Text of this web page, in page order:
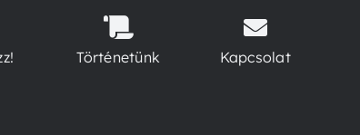
Történetünk Kapcsolat